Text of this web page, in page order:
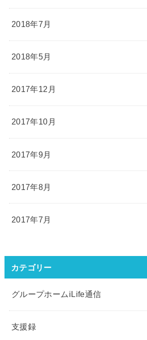
2018年7月
2018年5月
2017年12月
2017年10月
2017年9月
2017年8月
2017年7月
カテゴリー
グループホームiLife通信
支援録